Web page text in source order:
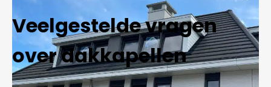
Veelgestelde vragen
over dakkapellen